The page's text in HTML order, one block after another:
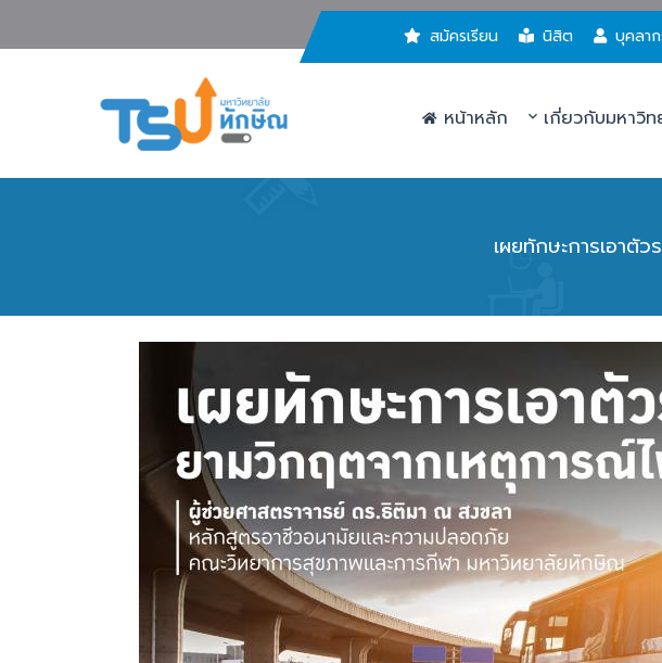
สมัครเรียน นิสิต บุคลา
หน้าหลัก เกี่ยวกับมหาวิท
เผยทักษะการเอาตั